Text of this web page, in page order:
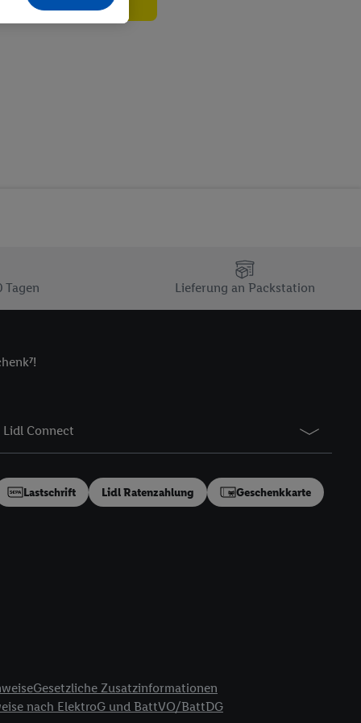
Tagen Lieferung an Packstation
Lidl Connect
Lastschrift Lidl Ratenzahlung Geschenkkarte
Gesetzliche Zusatzinformationen
nach ElektroG und BattVO/BattDG
- sowie Ihre
Speichern von
E-Mail-
verfügbar ist.
und einer
diese Kennung
Dritten betrieben
speziell zur
generell zu
(nur für
Utiq.
sämtlicher
Ihre Einwilligung
gilt auch für die
für Werbung und
Quellen,
Informationen,
von oder